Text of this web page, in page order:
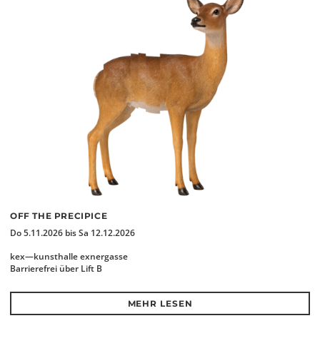
OFF THE PRECIPICE
Do 5.11.2026 bis Sa 12.12.2026
kex—kunsthalle exnergasse
Barrierefrei über Lift B
MEHR LESEN